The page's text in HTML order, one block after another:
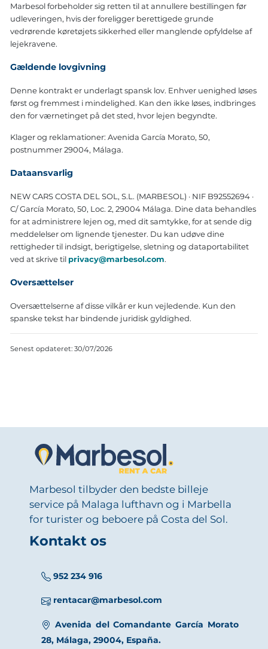
Marbesol forbeholder sig retten til at annullere bestillingen før
udleveringen, hvis der foreligger berettigede grunde
vedrørende køretøjets sikkerhed eller manglende opfyldelse af
lejekravene.
Gældende lovgivning
Denne kontrakt er underlagt spansk lov. Enhver uenighed løses
først og fremmest i mindelighed. Kan den ikke løses, indbringes
den for værnetinget på det sted, hvor lejen begyndte.
Klager og reklamationer: Avenida García Morato, 50,
postnummer 29004, Málaga.
Dataansvarlig
NEW CARS COSTA DEL SOL, S.L. (MARBESOL) · NIF B92552694 ·
C/ García Morato, 50, Loc. 2, 29004 Málaga. Dine data behandles
for at administrere lejen og, med dit samtykke, for at sende dig
meddelelser om lignende tjenester. Du kan udøve dine
rettigheder til indsigt, berigtigelse, sletning og dataportabilitet
ved at skrive til privacy@marbesol.com.
Oversættelser
Oversættelserne af disse vilkår er kun vejledende. Kun den
spanske tekst har bindende juridisk gyldighed.
Senest opdateret: 30/07/2026
Marbesol tilbyder den bedste billeje
service på Malaga lufthavn og i Marbella
for turister og beboere på Costa del Sol.
Kontakt os
952 234 916
rentacar@marbesol.com
Avenida del Comandante García Morato
28, Málaga, 29004, España.